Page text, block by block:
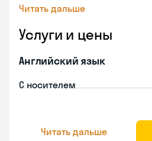
Читать дальше
Услуги и цены
Английский язык
С носителем
Читать дальше